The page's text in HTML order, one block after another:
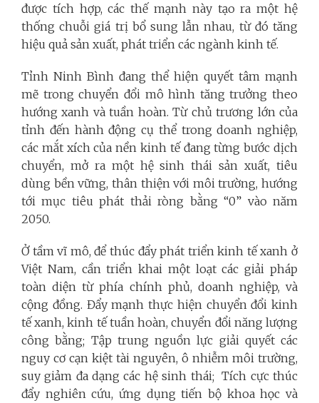
được tích hợp, các thế mạnh này tạo ra một hệ
thống chuỗi giá trị bổ sung lẫn nhau, từ đó tăng
hiệu quả sản xuất, phát triển các ngành kinh tế.
Tỉnh Ninh Bình đang thể hiện quyết tâm mạnh
mẽ trong chuyển đổi mô hình tăng trưởng theo
hướng xanh và tuần hoàn. Từ chủ trương lớn của
tỉnh đến hành động cụ thể trong doanh nghiệp,
các mắt xích của nền kinh tế đang từng bước dịch
chuyển, mở ra một hệ sinh thái sản xuất, tiêu
dùng bền vững, thân thiện với môi trường, hướng
tới mục tiêu phát thải ròng bằng “0” vào năm
2050.
Ở tầm vĩ mô, để thúc đẩy phát triển kinh tế xanh ở
Việt Nam, cần triển khai một loạt các giải pháp
toàn diện từ phía chính phủ, doanh nghiệp, và
cộng đồng. Đẩy mạnh thực hiện chuyển đổi kinh
tế xanh, kinh tế tuần hoàn, chuyển đổi năng lượng
công bằng; Tập trung nguồn lực giải quyết các
nguy cơ cạn kiệt tài nguyên, ô nhiễm môi trường,
suy giảm đa dạng các hệ sinh thái; Tích cực thúc
đẩy nghiên cứu, ứng dụng tiến bộ khoa học và